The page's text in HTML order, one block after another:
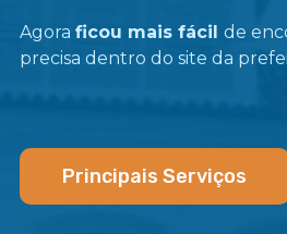
Agora ficou mais fácil de
precisa dentro do site da
Principais Serviços